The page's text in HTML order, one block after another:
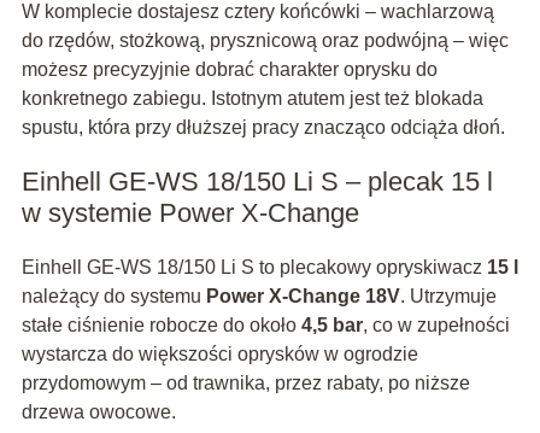
W komplecie dostajesz cztery końcówki – wachlarzową
do rzędów, stożkową, prysznicową oraz podwójną – więc
możesz precyzyjnie dobrać charakter oprysku do
konkretnego zabiegu. Istotnym atutem jest też blokada
spustu, która przy dłuższej pracy znacząco odciąża dłoń.
Einhell GE‑WS 18/150 Li S – plecak 15 l
w systemie Power X‑Change
Einhell GE‑WS 18/150 Li S to plecakowy opryskiwacz 15 l
należący do systemu Power X‑Change 18V. Utrzymuje
stałe ciśnienie robocze do około 4,5 bar, co w zupełności
wystarcza do większości oprysków w ogrodzie
przydomowym – od trawnika, przez rabaty, po niższe
drzewa owocowe.